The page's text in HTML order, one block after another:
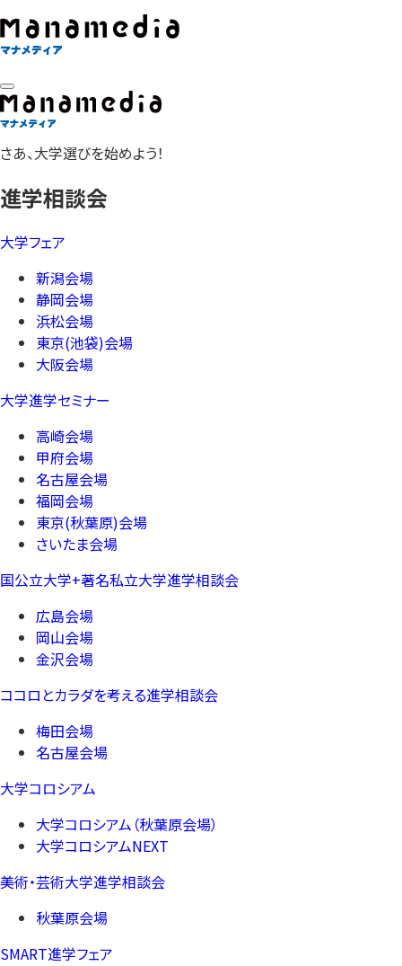
さあ、大学選びを始めよう！
進学相談会
大学フェア
新潟会場
静岡会場
浜松会場
東京(池袋)会場
大阪会場
大学進学セミナー
高崎会場
甲府会場
名古屋会場
福岡会場
東京(秋葉原)会場
さいたま会場
国公立大学+著名私立大学進学相談会
広島会場
岡山会場
金沢会場
ココロとカラダを考える進学相談会
梅田会場
名古屋会場
大学コロシアム
大学コロシアム（秋葉原会場）
大学コロシアムNEXT
美術・芸術大学進学相談会
秋葉原会場
SMART進学フェア